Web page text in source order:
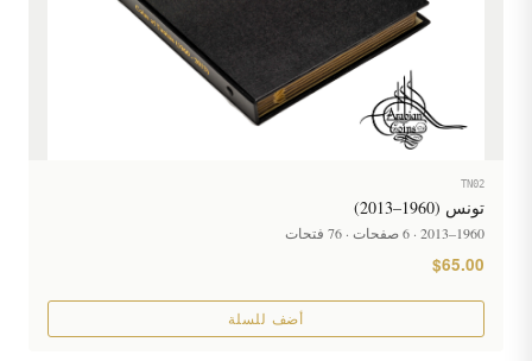
TN02
تونس (1960–2013)
1960–2013 · 6 صفحات · 76 فتحات
$65.00
أضف للسلة